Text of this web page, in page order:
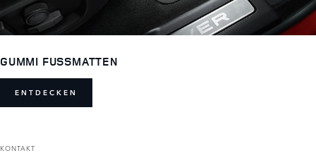
GUMMI FUSSMATTEN
ENTDECKEN
KONTAKT